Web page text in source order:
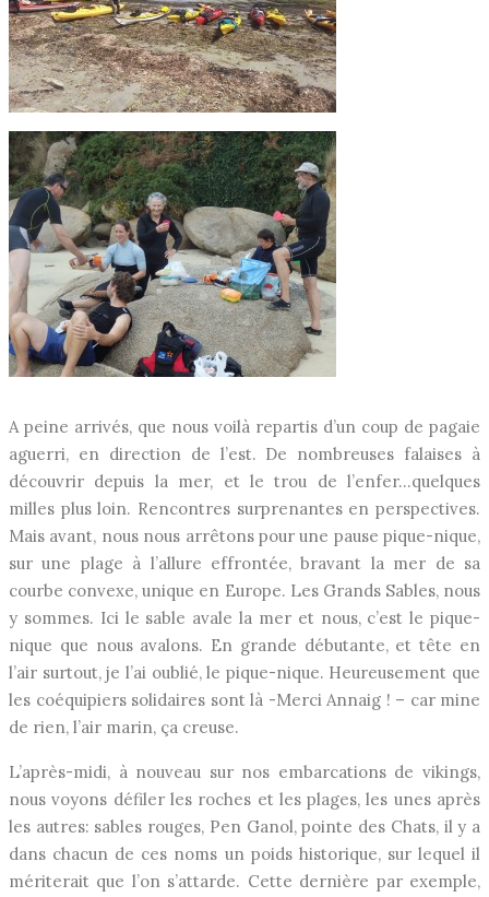
A peine arrivés, que nous voilà repartis d’un coup de pagaie
aguerri, en direction de l’est. De nombreuses falaises à
découvrir depuis la mer, et le trou de l’enfer…quelques
milles plus loin. Rencontres surprenantes en perspectives.
Mais avant, nous nous arrêtons pour une pause pique-nique,
sur une plage à l’allure effrontée, bravant la mer de sa
courbe convexe, unique en Europe. Les Grands Sables, nous
y sommes. Ici le sable avale la mer et nous, c’est le pique-
nique que nous avalons. En grande débutante, et tête en
l’air surtout, je l’ai oublié, le pique-nique. Heureusement que
les coéquipiers solidaires sont là -Merci Annaig ! – car mine
de rien, l’air marin, ça creuse.
L’après-midi, à nouveau sur nos embarcations de vikings,
nous voyons défiler les roches et les plages, les unes après
les autres: sables rouges, Pen Ganol, pointe des Chats, il y a
dans chacun de ces noms un poids historique, sur lequel il
mériterait que l’on s’attarde. Cette dernière par exemple,